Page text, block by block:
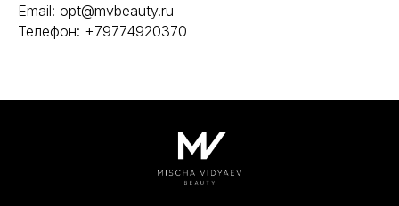
Email: opt@mvbeauty.ru
Телефон: +79774920370